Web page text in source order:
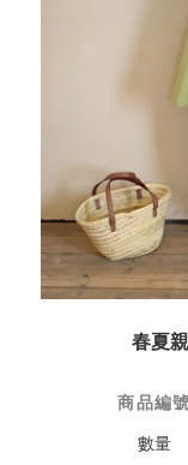
春夏
商品編號
數量